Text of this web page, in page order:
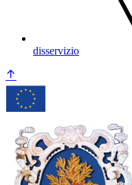
disservizio